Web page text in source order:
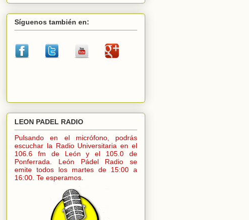
Síguenos también en:
LEON PADEL RADIO
Pulsando en el micrófono, podrás
escuchar la Radio Universitaria en el
106.6 fm de León y el 105.0 de
Ponferrada. León Pádel Radio se
emite todos los martes de 15:00 a
16:00. Te esperamos.